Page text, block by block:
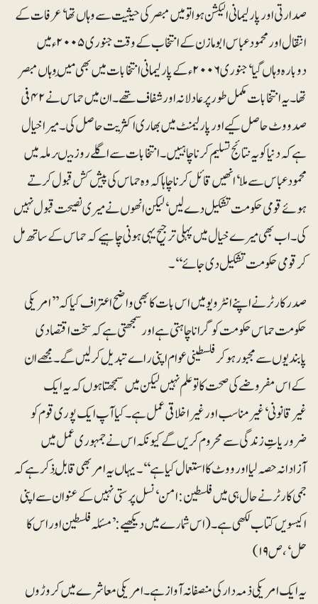
صدارتی اور پارلیمانی الیکشن ہوا تو میں مبصر کی حیثیت سے وہاں تھا‘ عرفات کے
انتقال اور محمودعباس ابومازن کے انتخاب کے وقت جنوری ۲۰۰۵ء میں
دوبارہ وہاں گیا ‘ جنوری ۲۰۰۶ء کے پارلیمانی انتخابات میں بھی مَیں وہاں مبصر
تھا۔ یہ انتخابات مکمل طور پر عادلانہ اور شفاف تھے۔ ان میں حماس نے ۴۲ فی
صد ووٹ حاصل کیے اور پارلیمنٹ میں بھاری اکثریت حاصل کی۔ میرا خیال
ہے کہ دنیا کو یہ نتائج تسلیم کرنا چاہییں۔ انتخابات سے اگلے روز میںرملہ میں
محمود عباس سے ملا‘ انھیں قائل کرنا چاہا کہ وہ حماس کی پیش کش قبول کرتے
ہوئے قومی حکومت تشکیل دے لیں‘ لیکن انھوں نے میری نصیحت قبول نہیں
کی۔ اب بھی میرے خیال میں پہلی ترجیح یہی ہونی چاہیے کہ حماس کے ساتھ مل
کر قومی حکومت تشکیل دی جائے‘‘۔
صدر کارٹر نے اپنے انٹرویو میں اس بات کا بھی واضح اعتراف کیا کہ ’’امریکی
حکومت حماس حکومت کو گرانا چاہتی ہے اور سمجھتی ہے کہ سخت اقتصادی
پابندیوں سے مجبور ہوکر فلسطینی عوام اپنی راے تبدیل کرلیں گے۔ مجھے ان
کے اس مفروضے کی صحت کا تو علم نہیں لیکن میں سمجھتا ہوں کہ یہ ایک
غیرقانونی‘ غیرمناسب اور غیراخلاقی عمل ہے۔ کیا آپ ایک پوری قوم کو
ضروریاتِ زندگی سے محروم کریں گے کیونکہ اس نے جمہوری عمل میں
آزادانہ حصہ لیا اور ووٹ کا استعمال کیا ہے‘‘۔ یہاں یہ امر بھی قابلِ ذکر ہے کہ
جمی کارٹر نے حال ہی میں فلسطین: امن‘ نسل پرستی نہیں کے عنوان سے اپنی
اکیسویں کتاب لکھی ہے۔ (اس شمارے میں دیکھیے:’مسئلہ فلسطین اور اس کا
حل‘، ص ۱۹)
یہ ایک امریکی ذمہ دار کی منصفانہ آواز ہے ۔ امریکی معاشرے میں کروڑوں